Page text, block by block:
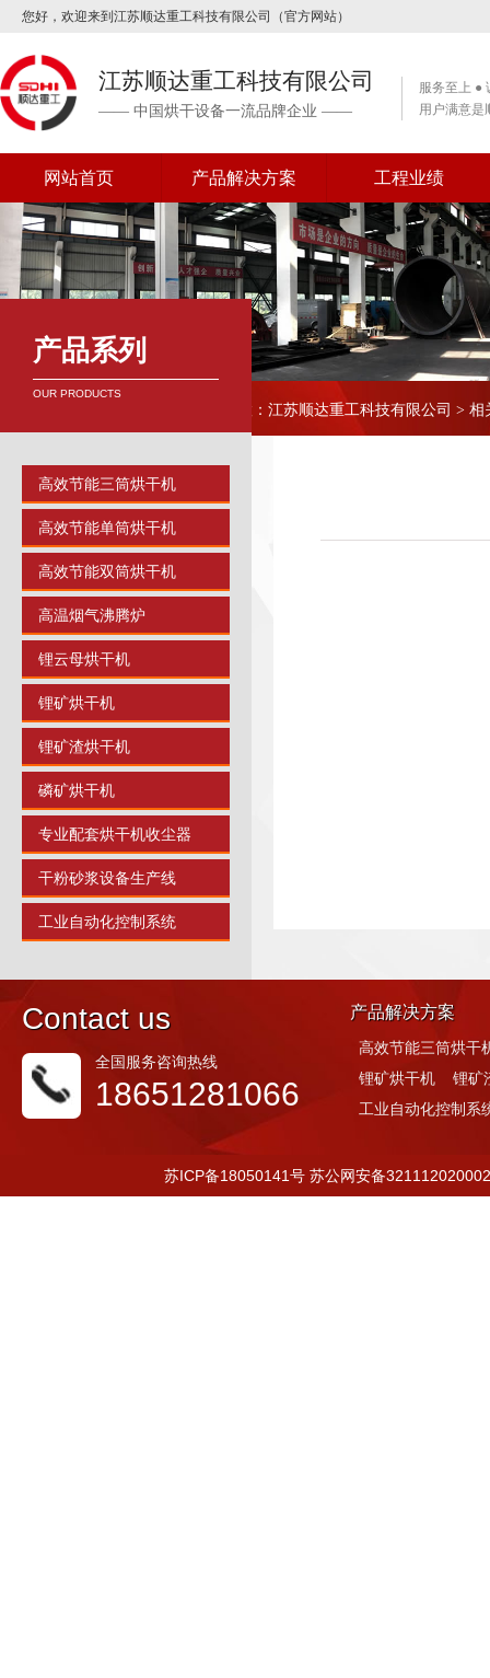
您好，欢迎来到江苏顺达重工科技有限公司（官方网站）
江苏顺达重工科技有限公司
—— 中国烘干设备一流品牌企业 ——
服务至上 ●
用户满意是
网站首页 产品解决方案 工程业绩
当前位置：江苏顺达重工科技有限公司 > 相
产品系列
OUR PRODUCTS
高效节能三筒烘干机
高效节能单筒烘干机
高效节能双筒烘干机
高温烟气沸腾炉
锂云母烘干机
锂矿烘干机
锂矿渣烘干机
磷矿烘干机
专业配套烘干机收尘器
干粉砂浆设备生产线
工业自动化控制系统
Contact us
全国服务咨询热线
18651281066
产品解决方案
高效节能三筒烘干
锂矿烘干机
锂矿
工业自动化控制系
苏ICP备18050141号 苏公网安备